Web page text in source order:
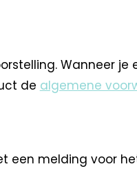
Wanneer
de algemene
een melding voor